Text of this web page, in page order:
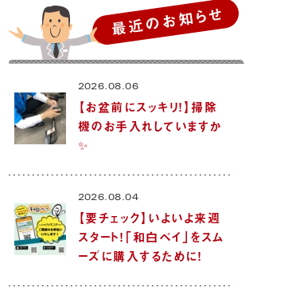
最近のお知らせ
2026.08.06
【お盆前にスッキリ！】掃除
機のお手入れしていますか
✨
2026.08.04
【要チェック】いよいよ来週
スタート！「和白ペイ」をスム
ーズに購入するために！